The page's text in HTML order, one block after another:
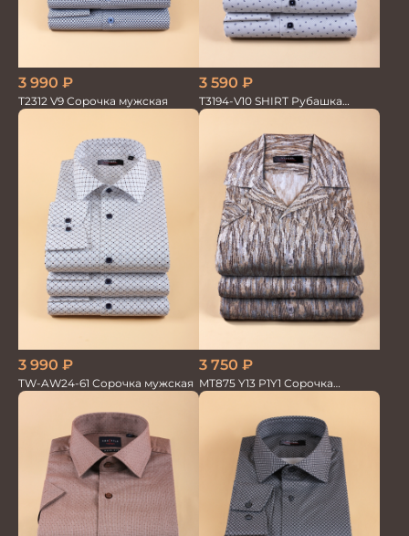
3 990 ₽
T2312 V9 Сорочка мужская
3 590 ₽
T3194-V10 SHIRT Рубашка
мужская
3 990 ₽
TW-AW24-61 Сорочка мужская
3 750 ₽
MT875 Y13 P1Y1 Сорочка
мужская